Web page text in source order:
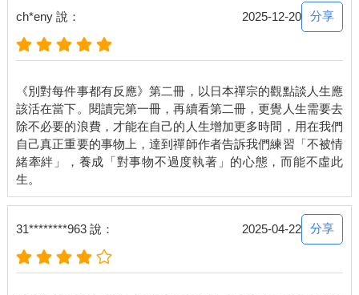
ch*eny 說： 2025-12-20 分享
《別對每件事都有反應》第二冊，以日本禪宗的觀點談人生應
該活在當下。閱讀完第一冊，再續看第二冊，更覺人生需要去
除不必要的浪費，才能在自己的人生增加更多時間，用在我們
自己真正重要的事物上，達到禪師作者告訴我們練習「不被情
緒牽絆」，養成「對事物不過度執著」的心態，而能不虛此
31********963 說： 2025-04-22 分享